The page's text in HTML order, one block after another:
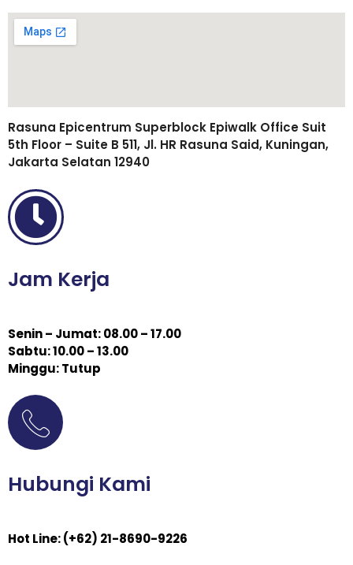
Rasuna Epicentrum Superblock Epiwalk Office Suit
5th Floor – Suite B 511, Jl. HR Rasuna Said, Kuningan,
Jakarta Selatan 12940
Jam Kerja
Senin – Jumat: 08.00 – 17.00
Sabtu: 10.00 – 13.00
Minggu: Tutup
Hubungi Kami
Hot Line: (+62) 21-8690-9226